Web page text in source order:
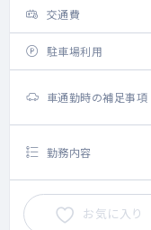
交通費
駐車場利用
車通勤時の補足事項
勤務内容
お気に入り